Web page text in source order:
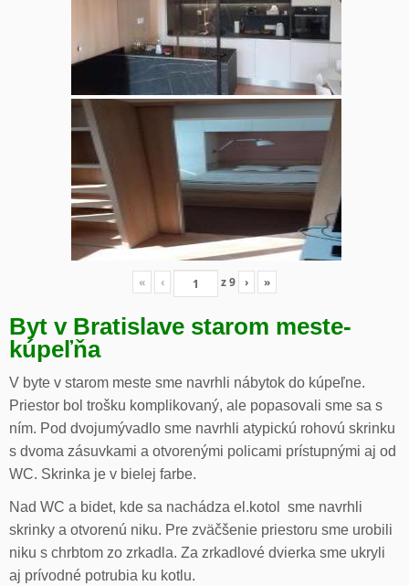
« ‹ z9 › »
Byt v Bratislave starom meste-
kúpeľňa
V byte v starom meste sme navrhli nábytok do kúpeľne.
Priestor bol trošku komplikovaný, ale popasovali sme sa s
ním. Pod dvojumývadlo sme navrhli atypickú rohovú skrinku
s dvoma zásuvkami a otvorenými policami prístupnými aj od
WC. Skrinka je v bielej farbe.
Nad WC a bidet, kde sa nachádza el.kotol sme navrhli
skrinky a otvorenú niku. Pre zväčšenie priestoru sme urobili
niku s chrbtom zo zrkadla. Za zrkadlové dvierka sme ukryli
aj prívodné potrubia ku kotlu.